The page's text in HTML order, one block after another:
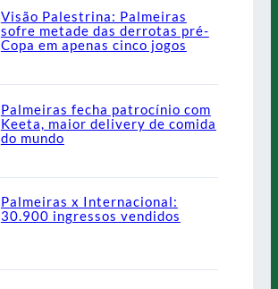
Visão Palestrina: Palmeiras
sofre metade das derrotas pré-
Copa em apenas cinco jogos
Palmeiras fecha patrocínio com
Keeta, maior delivery de comida
do mundo
Palmeiras x Internacional:
30.900 ingressos vendidos